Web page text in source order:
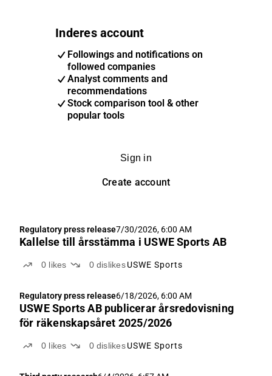
Inderes account
Followings and notifications on
followed companies
Analyst comments and
recommendations
Stock comparison tool & other
popular tools
Sign in
Create account
Regulatory press release7/30/2026, 6:00 AM
Kallelse till årsstämma i USWE Sports AB
0 likes 0 dislikes USWE Sports
Regulatory press release6/18/2026, 6:00 AM
USWE Sports AB publicerar årsredovisning
för räkenskapsåret 2025/2026
0 likes 0 dislikes USWE Sports